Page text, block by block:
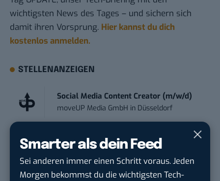
Smarter als dein Feed
Sei anderen immer einen Schritt voraus. Jeden
Morgen bekommst du die wichtigsten Tech-
wichtigsten News des Tages – und sichern sich
damit ihren Vorsprung. Hier kannst du dich
kostenlos anmelden.
STELLENANZEIGEN
Social Media Content Creator (m/w/d)
moveUP Media GmbH in Düsseldorf
Anforderungs- und Projektmanager
touristische...
trendtours Holding GmbHinEschborn